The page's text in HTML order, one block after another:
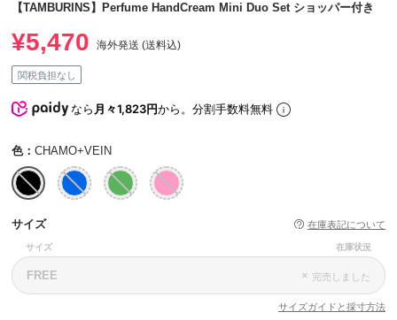
【TAMBURINS】Perfume HandCream Mini Duo Set ショッパー付き
¥5,470 海外発送 (送料込)
関税負担なし
なら月々1,823円から。分割手数料無料
色： CHAMO+VEIN
サイズ 在庫表記について
サイズ 在庫状況
FREE × 完売しました
サイズガイドと採寸方法